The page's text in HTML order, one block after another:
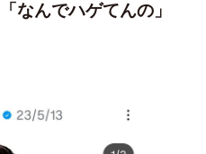
なんでハゲてんの」